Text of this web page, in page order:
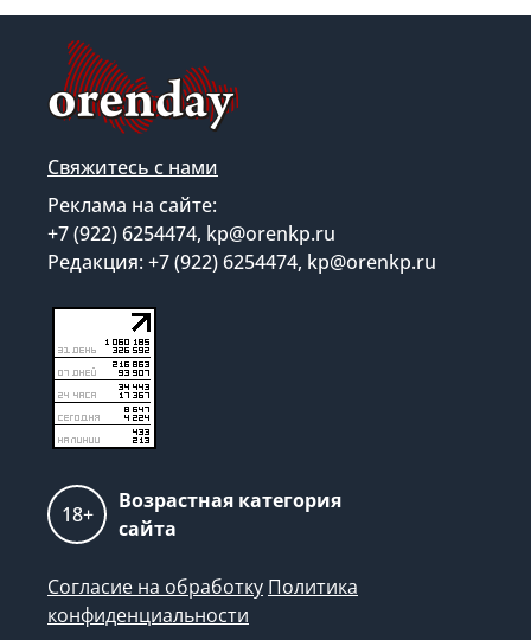
Свяжитесь с нами
Реклама на сайте:
+7 (922) 6254474, kp@orenkp.ru
Редакция: +7 (922) 6254474, kp@orenkp.ru
18+
Возрастная категория
сайта
Согласие на обработку Политика
конфиденциальности